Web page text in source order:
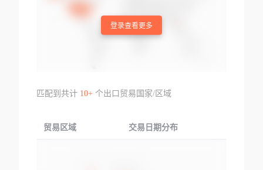
登录查看更多
匹配到共计 10+个出口贸易国家/区域
贸易区域 交易日期分布